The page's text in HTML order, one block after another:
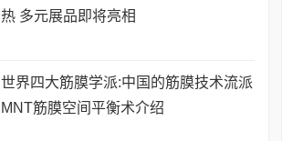
热 多元展品即将亮相
世界四大筋膜学派:中国的筋膜技术流派
MNT筋膜空间平衡术介绍